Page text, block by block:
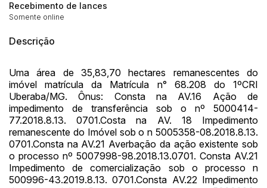
Recebimento de lances
Somente online
Descrição
Uma área de 35,83,70 hectares remanescentes do
imóvel matrícula da Matrícula n° 68.208 do 1ºCRI
Uberaba/MG. Ônus: Consta na AV.16 Ação de
impedimento de transferência sob o nº 5000414-
77.2018.8.13. 0701.Costa na AV. 18 Impedimento
remanescente do Imóvel sob o n 5005358-08.2018.8.13.
0701.Consta na AV.21 Averbação da ação existente sob
o processo nº 5007998-98.2018.13.0701. Consta AV.21
Impedimento de comercialização sob o processo n
500996-43.2019.8.13. 0701.Consta AV.22 Impedimento
Envie sua Proposta
14/04/2025 18:43:11 TIAGOFELIPE R$ 1,00
14/04/2025 18:43:11 TIAGOFELIPE R$ 1,00
14/04/2025 18:43:11 TIAGOFELIPE R$ 1,00
Clique aqui para fazer login
propostas